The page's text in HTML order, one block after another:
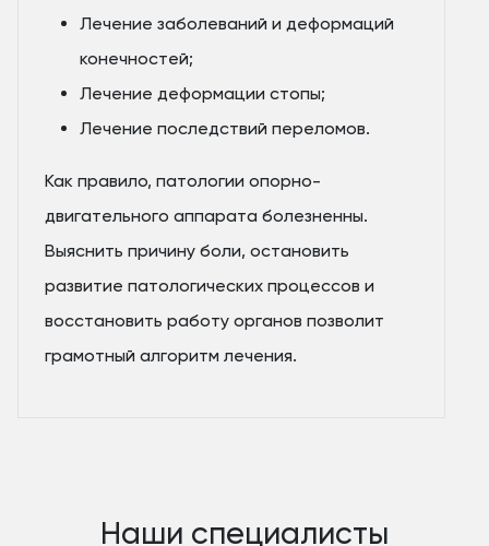
Лечение заболеваний и деформаций
конечностей;
Лечение деформации стопы;
Лечение последствий переломов.
Как правило, патологии опорно-
двигательного аппарата болезненны.
Выяснить причину боли, остановить
развитие патологических процессов и
восстановить работу органов позволит
грамотный алгоритм лечения.
Наши специалисты